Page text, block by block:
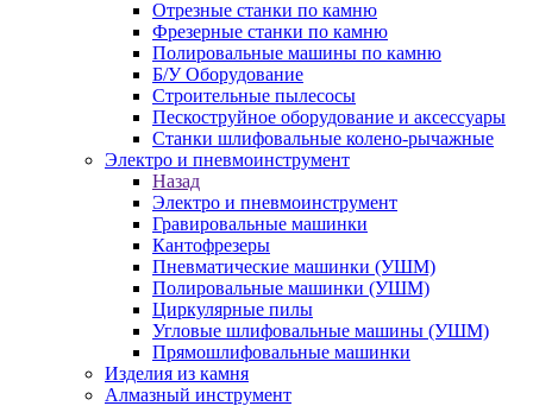
Отрезные станки по камню
Фрезерные станки по камню
Полировальные машины по камню
Б/У Оборудование
Строительные пылесосы
Пескоструйное оборудование и аксессуары
Станки шлифовальные колено-рычажные
Электро и пневмоинструмент
Назад
Электро и пневмоинструмент
Гравировальные машинки
Кантофрезеры
Пневматические машинки (УШМ)
Полировальные машинки (УШМ)
Циркулярные пилы
Угловые шлифовальные машины (УШМ)
Прямошлифовальные машинки
Изделия из камня
Алмазный инструмент